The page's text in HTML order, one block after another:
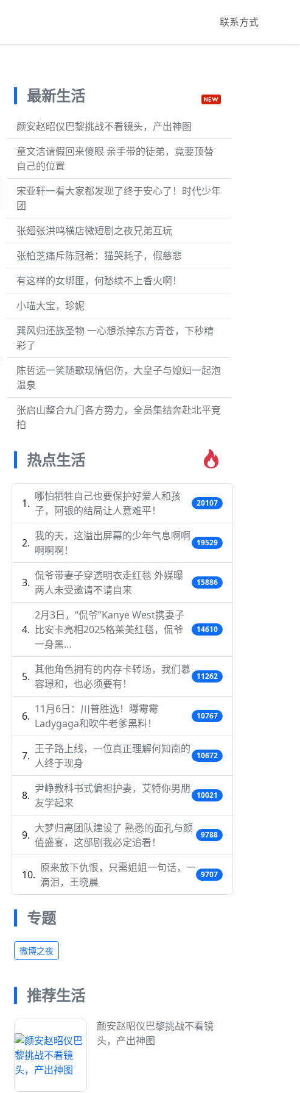
联系方式
最新生活
颜安赵昭仪巴黎挑战不看镜头，产出神图
童文洁请假回来傻眼 亲手带的徒弟，竟要顶替
自己的位置
宋亚轩一看大家都发现了终于安心了！时代少年
团
张翅张洪鸣横店微短剧之夜兄弟互玩
张柏芝痛斥陈冠希：猫哭耗子，假慈悲
有这样的女绑匪，何愁续不上香火啊！
小喵大宝，珍妮
巽风归还族圣物 一心想杀掉东方青苍，下秒精
彩了
陈哲远一笑随歌现情侣伤，大皇子与媳妇一起泡
温泉
张启山整合九门各方势力，全员集结奔赴北平竞
拍
热点生活
哪怕牺牲自己也要保护好爱人和孩
子，阿银的结局让人意难平！
20107
我的天，这溢出屏幕的少年气息啊啊
啊啊啊！
19529
侃爷带妻子穿透明衣走红毯 外媒曝
两人未受邀请不请自来
15886
2月3日，“侃爷”Kanye West携妻子
比安卡亮相2025格莱美红毯，侃爷
一身黑…
14610
其他角色拥有的内存卡转场，我们慕
容璟和，也必须要有！
11262
11月6日：川普胜选！曝霉霉
Ladygaga和吹牛老爹黑料！
10767
王子路上线，一位真正理解何知南的
人终于现身
10672
尹峥教科书式偏袒护妻，艾特你男朋
友学起来
10021
大梦归离团队建设了 熟悉的面孔与颜
值盛宴，这部剧我必定追看！
9788
原来放下仇恨，只需姐姐一句话，一
滴泪，王晓晨
9707
专题
微博之夜
推荐生活
颜安赵昭仪巴黎挑战不看镜
头，产出神图